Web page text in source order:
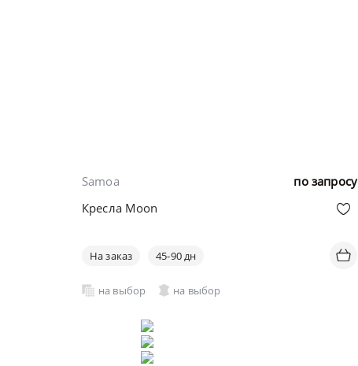
по запросу
Samoa
Кресла Moon
На заказ 45-90 дн
на выбор на выбор